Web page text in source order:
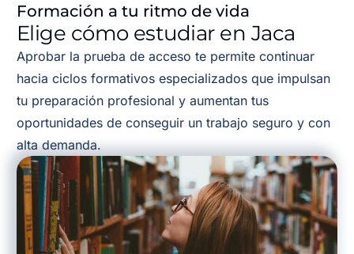
Formación a tu ritmo de vida
Elige cómo estudiar en Jaca
Aprobar la prueba de acceso te permite continuar
hacia ciclos formativos especializados que impulsan
tu preparación profesional y aumentan tus
oportunidades de conseguir un trabajo seguro y con
alta demanda.